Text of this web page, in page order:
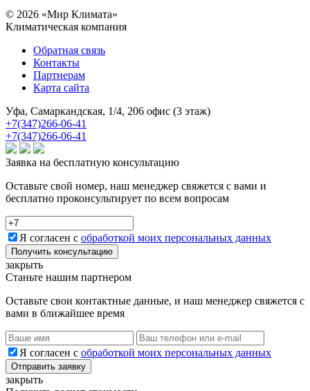
© 2026 «Мир Климата»
Климатическая компания
Обратная связь
Контакты
Партнерам
Карта сайта
Уфа, Самаркандская, 1/4, 206 офис (3 этаж)
+7(347)266-06-41
+7(347)266-06-41
Заявка на бесплатную консультацию
Оставьте свой номер, наш менеджер свяжется с вами и
бесплатно проконсультирует по всем вопросам
Я согласен с обработкой моих персональных данных
Получить консультацию
закрыть
Станьте нашим партнером
Оставьте свои контактные данные, и наш менеджер свяжется с
вами в ближайшее время
Я согласен с обработкой моих персональных данных
Отправить заявку
закрыть